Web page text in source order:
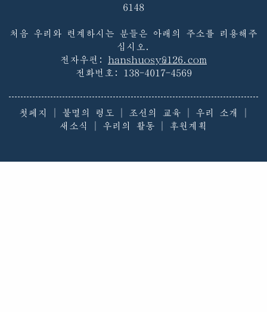
6148
처음 우리와 련계하시는 분들은 아래의 주소를 리용해주
십시오.
전자우편: hanshuosy@126.com
전화번호: 138-4017-4569
첫페지 불멸의 령도 조선의 교육 우리 소개
새소식
우리의 활동 후원계획